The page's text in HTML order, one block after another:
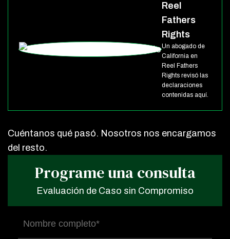
Reel
Fathers
Rights
Un abogado de
California en
Reel Fathers
Rights revisó las
declaraciones
contenidas aquí.
Cuéntanos qué pasó. Nosotros nos encargamos
del resto.
Programe una consulta
Evaluación de Caso sin Compromiso
Nombre